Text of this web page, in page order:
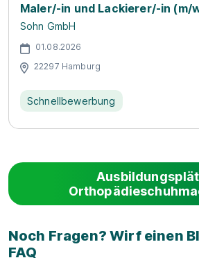
Maler/-in und Lackierer/-in (m/
Sohn GmbH
01.08.2026
22297 Hamburg
Schnellbewerbung
Noch Fragen? Wirf einen
FAQ